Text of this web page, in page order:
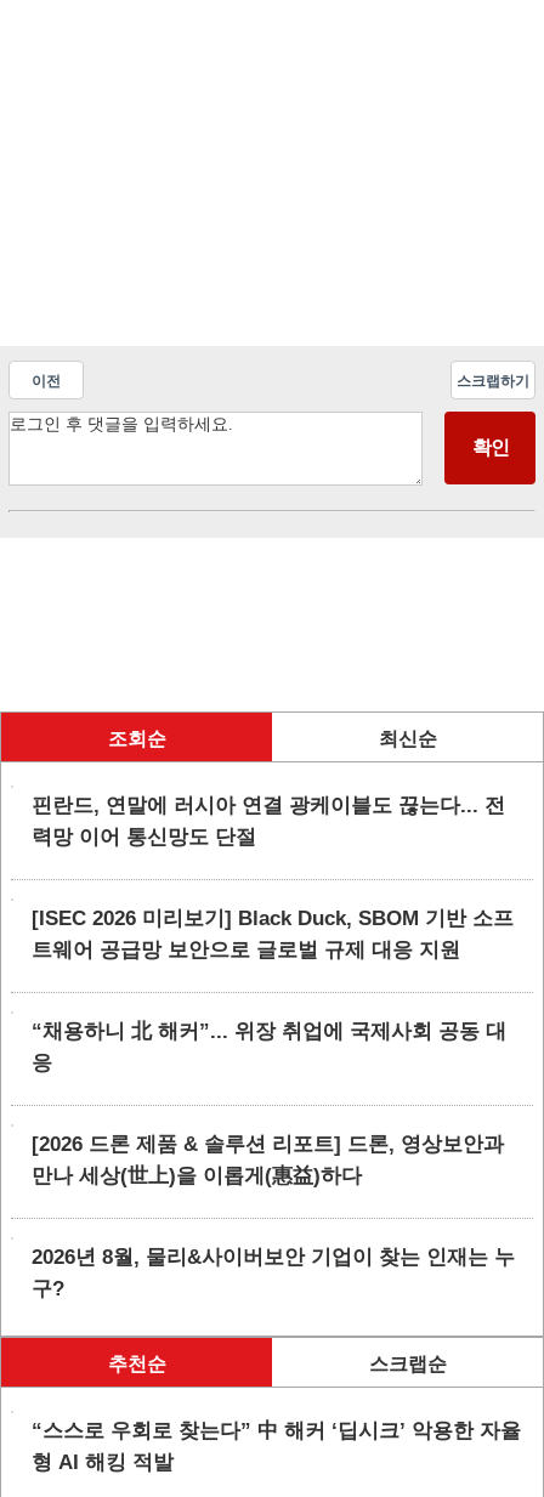
이전 스크랩하기
조회순 최신순
핀란드, 연말에 러시아 연결 광케이블도 끊는다... 전
력망 이어 통신망도 단절
[ISEC 2026 미리보기] Black Duck, SBOM 기반 소프
트웨어 공급망 보안으로 글로벌 규제 대응 지원
“채용하니 北 해커”... 위장 취업에 국제사회 공동 대
응
[2026 드론 제품 & 솔루션 리포트] 드론, 영상보안과
만나 세상(世上)을 이롭게(惠益)하다
2026년 8월, 물리&사이버보안 기업이 찾는 인재는 누
구?
추천순 스크랩순
“스스로 우회로 찾는다” 中 해커 ‘딥시크’ 악용한 자율
형 AI 해킹 적발